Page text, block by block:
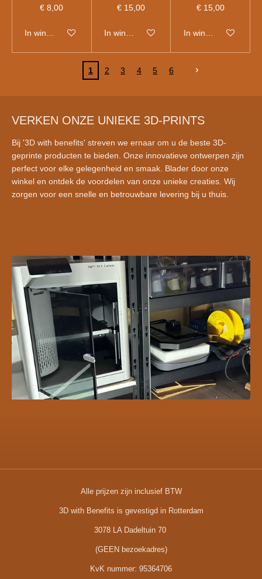
€ 8,00
In winkelwagen
€ 15,00
In winkelwagen
€ 15,00
In winkelwagen
1 2 3 4 5 6
VERKEN ONZE UNIEKE 3D-PRINTS
Bij '3D with benefits' streven we ernaar om u de beste 3D-
geprinte producten te bieden. Onze innovatieve ontwerpen zijn
perfect voor elke gelegenheid en smaak. Blader door onze
winkel en ontdek de voordelen van onze unieke creaties. Wij
zorgen voor een snelle en betrouwbare levering bij u thuis.
Alle prijzen zijn inclusief BTW
3D with Benefits is gevestigd in Rotterdam
3078 LA Dadeltuin 70
(GEEN bezoekadres)
KvK nummer: 95364706